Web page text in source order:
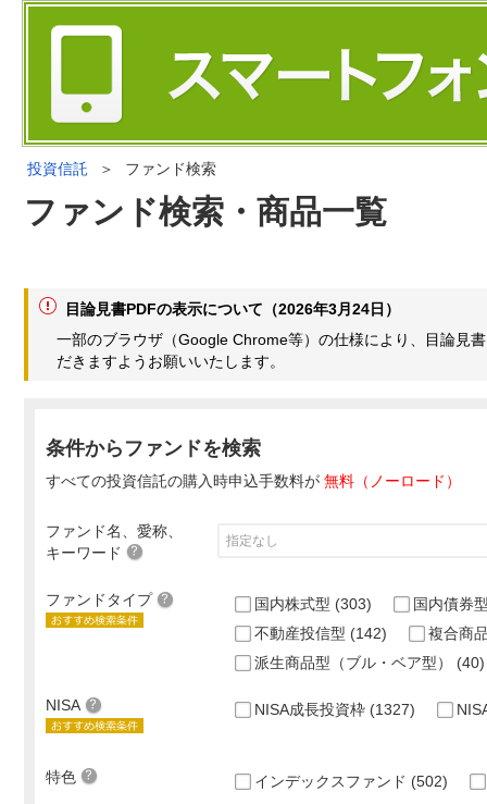
投資信託 ＞ ファンド検索
ファンド検索・商品一覧
目論見書PDFの表示について（2026年3月24日）
一部のブラウザ（Google Chrome等）の仕様により、目論見
だきますようお願いいたします。
条件からファンドを検索
すべての投資信託の購入時申込手数料が 無料（ノーロード）
ファンド名、愛称、
キーワード
ファンドタイプ 国内株式型 (303)
国内債券
不動産投信型 (142)
複合商
派生商品型（ブル・ベア型）
(40)
NISA NISA成長投資枠 (1327)
特色 インデックスファンド (502)